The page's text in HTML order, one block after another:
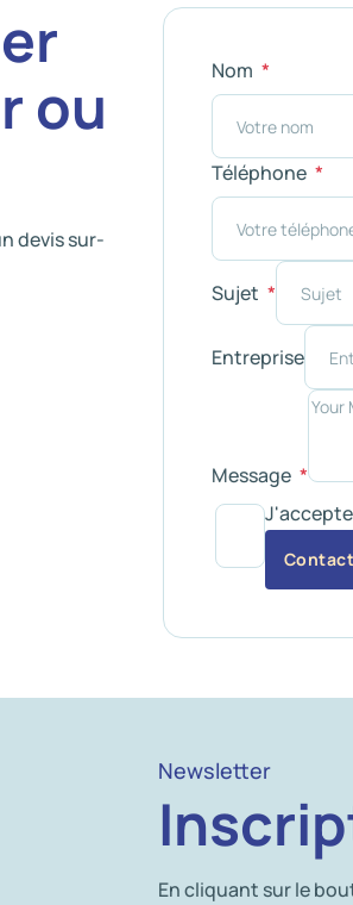
ou
devis sur-
Nom
Téléphone
Sujet
Entreprise
Message
Newsletter
En cliquant sur le